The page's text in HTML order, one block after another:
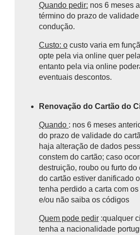
Quando pedir: nos 6 meses
término do prazo de
condução.
Custo: o custo varia em
opte pela via online quer
entanto pela via online
eventuais descontos.
Renovação do Cartão do
Quando : nos 6 meses
do prazo de validade do
haja alteração de dados
constem do cartão; caso
destruição, roubo ou furto do
do cartão estiver danificado
tenha perdido a carta com
e/ou não saiba os códigos
Quem pode pedir :qualquer
tenha a nacionalidade